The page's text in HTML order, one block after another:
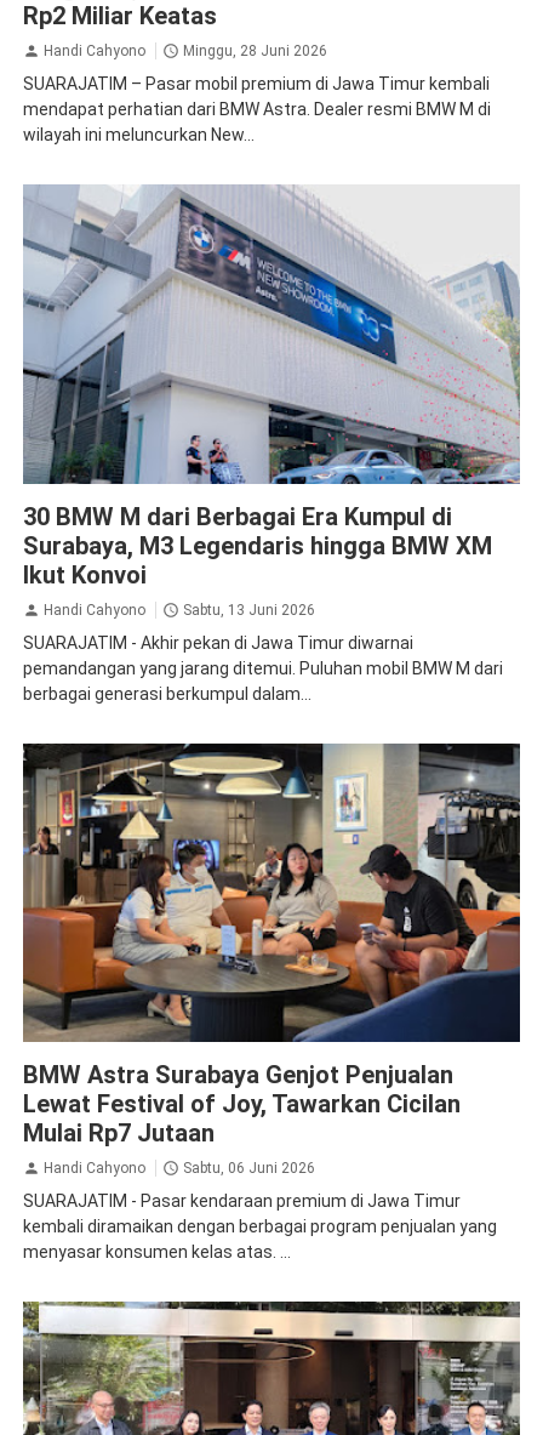
Rp2 Miliar Keatas
Handi Cahyono Minggu, 28 Juni 2026
SUARAJATIM – Pasar mobil premium di Jawa Timur kembali
mendapat perhatian dari BMW Astra. Dealer resmi BMW M di
wilayah ini meluncurkan New...
30 BMW M dari Berbagai Era Kumpul di
Surabaya, M3 Legendaris hingga BMW XM
Ikut Konvoi
Handi Cahyono Sabtu, 13 Juni 2026
SUARAJATIM - Akhir pekan di Jawa Timur diwarnai
pemandangan yang jarang ditemui. Puluhan mobil BMW M dari
berbagai generasi berkumpul dalam...
BMW Astra Surabaya Genjot Penjualan
Lewat Festival of Joy, Tawarkan Cicilan
Mulai Rp7 Jutaan
Handi Cahyono Sabtu, 06 Juni 2026
SUARAJATIM - Pasar kendaraan premium di Jawa Timur
kembali diramaikan dengan berbagai program penjualan yang
menyasar konsumen kelas atas. ...